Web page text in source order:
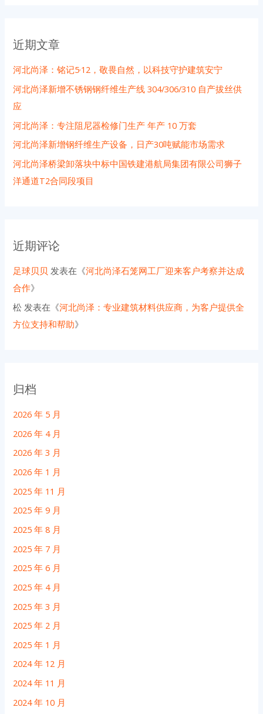
近期文章
河北尚泽：铭记5·12，敬畏自然，以科技守护建筑安宁
河北尚泽新增不锈钢钢纤维生产线 304/306/310 自产拔丝供
应
河北尚泽：专注阻尼器检修门生产 年产 10 万套
河北尚泽新增钢纤维生产设备，日产30吨赋能市场需求
河北尚泽桥梁卸落块中标中国铁建港航局集团有限公司狮子
洋通道T2合同段项目
近期评论
足球贝贝 发表在《河北尚泽石笼网工厂迎来客户考察并达成
合作》
松 发表在《河北尚泽：专业建筑材料供应商，为客户提供全
方位支持和帮助》
归档
2026 年 5 月
2026 年 4 月
2026 年 3 月
2026 年 1 月
2025 年 11 月
2025 年 9 月
2025 年 8 月
2025 年 7 月
2025 年 6 月
2025 年 4 月
2025 年 3 月
2025 年 2 月
2025 年 1 月
2024 年 12 月
2024 年 11 月
2024 年 10 月